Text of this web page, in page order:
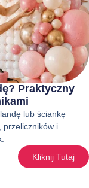
Praktyczny
lub ściankę
przeliczników i
Kliknij Tutaj